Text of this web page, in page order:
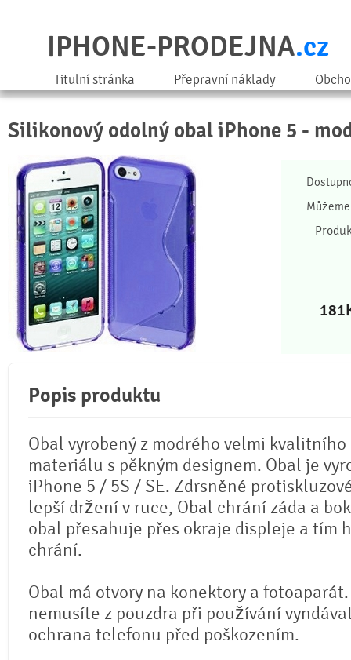
IPHONE-PRODEJNA.cz
Titulní stránka Přepravní náklady
Silikonový odolný obal iPhone 5 -
181
Popis produktu
Obal vyrobený z modrého velmi
materiálu s pěkným designem. Obal je
iPhone 5 / 5S / SE. Zdrsněné
lepší držení v ruce, Obal chrání záda a
obal přesahuje přes okraje displeje a tím
chrání.
Obal má otvory na konektory a
nemusíte z pouzdra při používání
ochrana telefonu před poškozením.